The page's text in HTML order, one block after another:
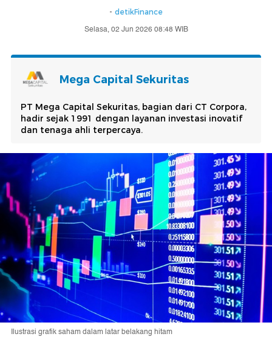
- detikFinance
Selasa, 02 Jun 2026 08:48 WIB
Mega Capital Sekuritas
PT Mega Capital Sekuritas, bagian dari CT Corpora,
hadir sejak 1991 dengan layanan investasi inovatif
dan tenaga ahli terpercaya.
Ilustrasi grafik saham dalam latar belakang hitam